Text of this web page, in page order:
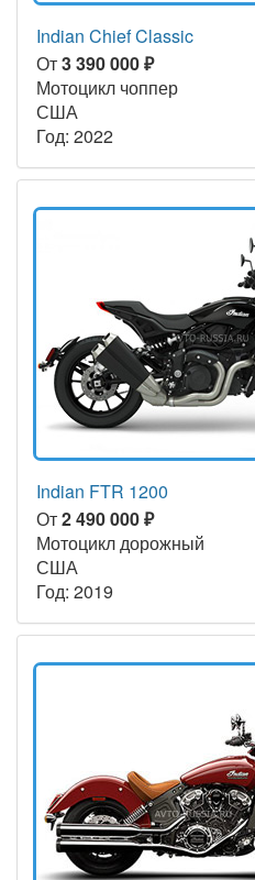
Indian Chief Classic
От3 390 000 ₽
Мотоцикл чоппер
США
Год: 2022
Indian FTR 1200
От2 490 000 ₽
Мотоцикл дорожный
США
Год: 2019